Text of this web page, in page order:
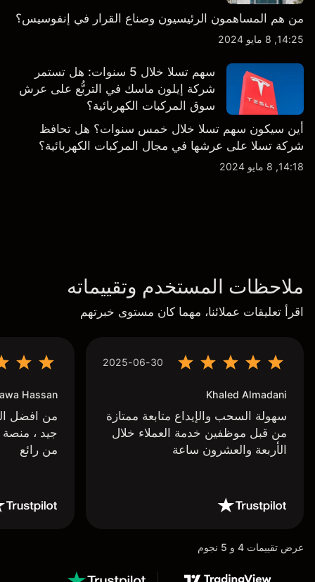
من هم المساهمون الرئيسيون وصناع القرار في إنفوسيس؟
14:25, 8 مايو 2024
سهم تسلا خلال 5 سنوات: هل تستمر
شركة إيلون ماسك في التربُّع على عرش
سوق المركبات الكهربائية؟
أين سيكون سهم تسلا خلال خمس سنوات؟ هل تحافظ
شركة تسلا على عرشها في مجال المركبات الكهربائية؟
14:18, 8 مايو 2024
ملاحظات المستخدم وتقييماته
اقرأ تعليقات عملائنا، مهما كان مستوى خبرتهم
2025-06-30
Khaled Almadani
سهولة السحب والإيداع متابعة ممتازة
من قبل موظفين خدمة العملاء خلال
الأربعة والعشرون ساعة
Hassan
من افضل
جيد ،
من رائع
عرض تقييمات 4 و 5 نجوم